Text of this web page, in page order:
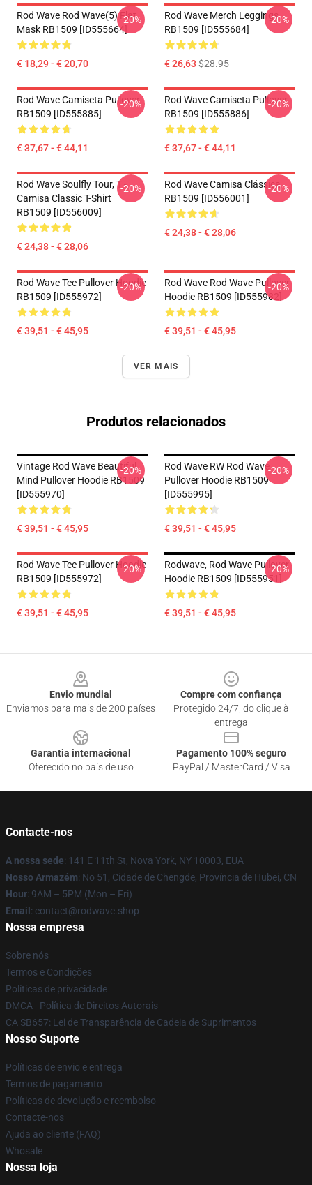
Rod Wave Rod Wave(5) Flat
Mask RB1509 [ID555664]
€ 18,29 - € 20,70
-20%
Rod Wave Merch Leggings
RB1509 [ID555684]
€ 26,63 $28.95
-20%
Rod Wave Camiseta Pullover
RB1509 [ID555885]
€ 37,67 - € 44,11
-20%
Rod Wave Camiseta Pullover
RB1509 [ID555886]
€ 37,67 - € 44,11
-20%
Rod Wave Soulfly Tour, T -
Camisa Classic T-Shirt
RB1509 [ID556009]
€ 24,38 - € 28,06
-20%
Rod Wave Camisa Clássica
RB1509 [ID556001]
€ 24,38 - € 28,06
-20%
Rod Wave Tee Pullover Hoodie
RB1509 [ID555972]
€ 39,51 - € 45,95
-20%
Rod Wave Rod Wave Pullover
Hoodie RB1509 [ID555982]
€ 39,51 - € 45,95
-20%
VER MAIS
Produtos relacionados
Vintage Rod Wave Beautiful
Mind Pullover Hoodie RB1509
[ID555970]
€ 39,51 - € 45,95
-20%
Rod Wave RW Rod Wave
Pullover Hoodie RB1509
[ID555995]
€ 39,51 - € 45,95
-20%
Rod Wave Tee Pullover Hoodie
RB1509 [ID555972]
€ 39,51 - € 45,95
-20%
Rodwave, Rod Wave Pullover
Hoodie RB1509 [ID555951]
€ 39,51 - € 45,95
-20%
Envio mundial
Enviamos para mais de 200 países
Compre com confiança
Protegido 24/7, do clique à
entrega
Garantia internacional
Oferecido no país de uso
Pagamento 100% seguro
PayPal / MasterCard / Visa
Contacte-nos
A nossa sede: 141 E 11th St, Nova York, NY 10003, EUA
Nosso Armazém: No 51, Cidade de Chengde, Província de Hubei, CN
Hour: 9AM – 5PM (Mon – Fri)
Email : contact@rodwave.shop
Nossa empresa
Sobre nós
Termos e Condições
Políticas de privacidade
DMCA - Política de Direitos Autorais
CA SB657: Lei de Transparência de Cadeia de Suprimentos
Nosso Suporte
Políticas de envio e entrega
Termos de pagamento
Políticas de devolução e reembolso
Contacte-nos
Ajuda ao cliente (FAQ)
Whosale
Nossa loja